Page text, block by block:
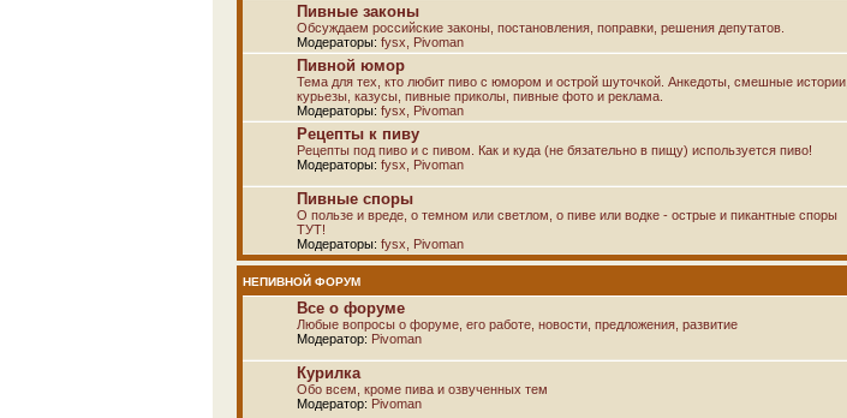
Пивные законы
Обсуждаем российские законы, постановления, поправки, решения депутатов.
Модераторы: fysx Pivoman
Пивной юмор
Тема для тех, кто любит пиво с юмором и острой шуточкой. Анкедоты, смешные истории,
курьезы, казусы, пивные приколы, пивные фото и реклама.
Модераторы: fysx Pivoman
Рецепты к пиву
Рецепты под пиво и с пивом. Как и куда (не бязательно в пищу) используется пиво!
Модераторы: fysx Pivoman
Пивные споры
О пользе и вреде, о темном или светлом, о пиве или водке - острые и пикантные споры
ТУТ!
Модераторы: fysx Pivoman
НЕПИВНОЙ ФОРУМ
Все о форуме
Любые вопросы о форуме, его работе, новости, предложения, развитие
Модератор: Pivoman
Курилка
Обо всем, кроме пива и озвученных тем
Модератор: Pivoman